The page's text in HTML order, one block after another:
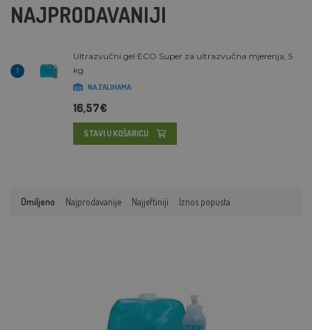
NAJPRODAVANIJI
1
Ultrazvučni gel ECO Super za ultrazvučna mjerenja, 5
kg
NA ZALIHAMA
16,57€
STAVI U KOŠARICU
Omiljeno Najprodavanije Najjeftiniji Iznos popusta